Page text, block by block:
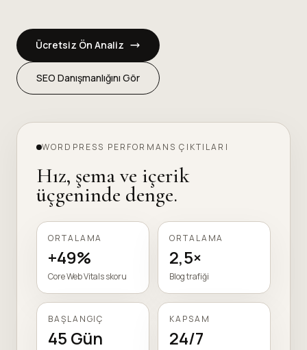
Ücretsiz Ön Analiz
SEO Danışmanlığını Gör
WORDPRESS PERFORMANS ÇIKTILARI
Hız, şema ve içerik
üçgeninde denge.
ORTALAMA
+49%
Core Web Vitals skoru
ORTALAMA
2,5×
Blog trafiği
BAŞLANGIÇ
45 Gün
KAPSAM
24/7